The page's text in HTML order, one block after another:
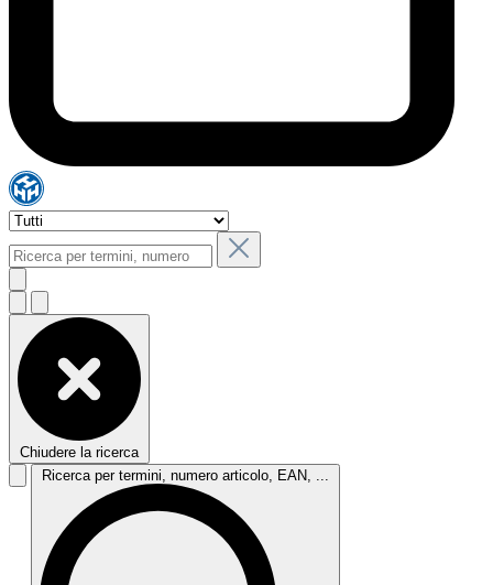
Chiudere la ricerca
Ricerca per termini, numero articolo, EAN, ...